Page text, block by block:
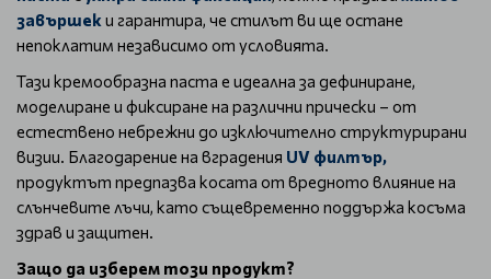
завършек и гарантира, че стилът ви ще остане
непоклатим независимо от условията.
Тази кремообразна паста е идеална за дефиниране,
моделиране и фиксиране на различни прически – от
естествено небрежни до изключително структурирани
визии. Благодарение на вградения UV филтър,
продуктът предпазва косата от вредното влияние на
слънчевите лъчи, като същевременно поддържа косъма
здрав и защитен.
Защо да изберем този продукт?